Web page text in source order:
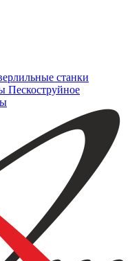
станки
Пескоструйное